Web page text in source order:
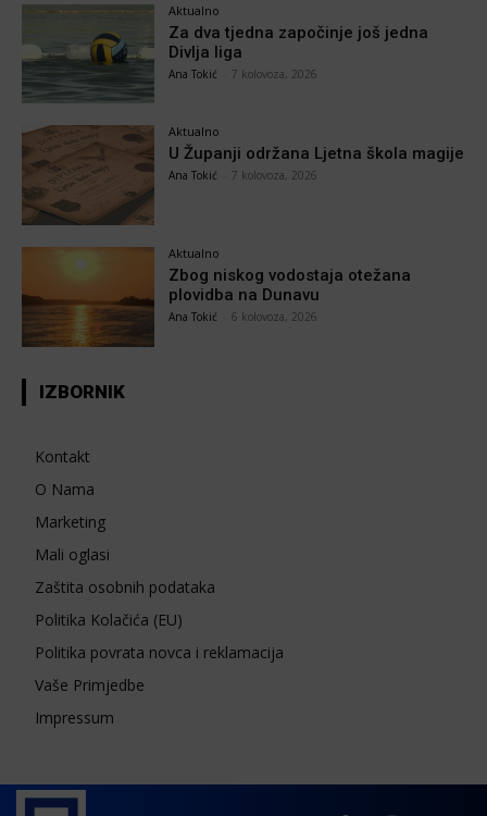
Aktualno
Za dva tjedna započinje još jedna
Divlja liga
Ana Tokić 7 kolovoza, 2026
Aktualno
U Županji održana Ljetna škola magije
Ana Tokić 7 kolovoza, 2026
Aktualno
Zbog niskog vodostaja otežana
plovidba na Dunavu
Ana Tokić 6 kolovoza, 2026
IZBORNIK
Kontakt
O Nama
Marketing
Mali oglasi
Zaštita osobnih podataka
Politika Kolačića (EU)
Politika povrata novca i reklamacija
Vaše Primjedbe
Impressum